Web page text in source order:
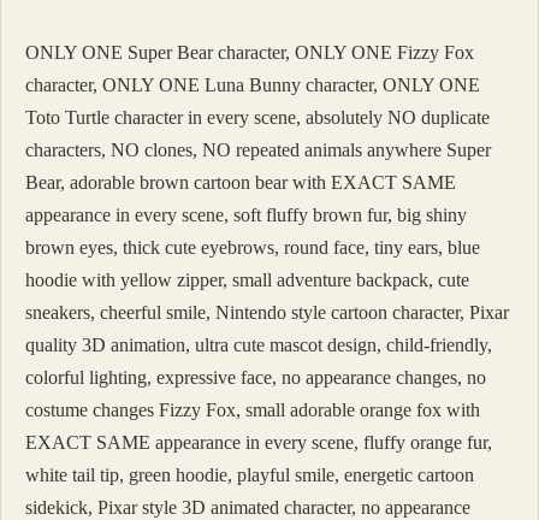
ONLY ONE Super Bear character, ONLY ONE Fizzy Fox
character, ONLY ONE Luna Bunny character, ONLY ONE
Toto Turtle character in every scene, absolutely NO duplicate
characters, NO clones, NO repeated animals anywhere Super
Bear, adorable brown cartoon bear with EXACT SAME
appearance in every scene, soft fluffy brown fur, big shiny
brown eyes, thick cute eyebrows, round face, tiny ears, blue
hoodie with yellow zipper, small adventure backpack, cute
sneakers, cheerful smile, Nintendo style cartoon character, Pixar
quality 3D animation, ultra cute mascot design, child-friendly,
colorful lighting, expressive face, no appearance changes, no
costume changes Fizzy Fox, small adorable orange fox with
EXACT SAME appearance in every scene, fluffy orange fur,
white tail tip, green hoodie, playful smile, energetic cartoon
sidekick, Pixar style 3D animated character, no appearance